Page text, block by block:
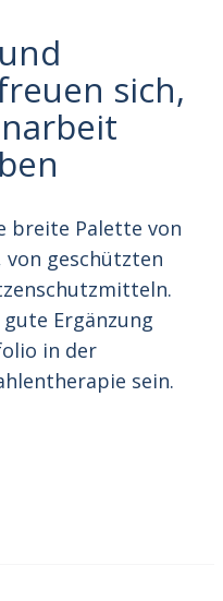
sich,
breite Palette von
geschützten
Ergänzung
in der
sein.